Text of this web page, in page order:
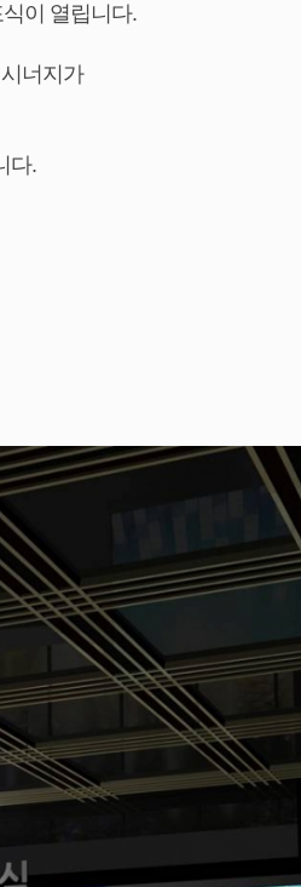
이 열립니다.
너지가
다.